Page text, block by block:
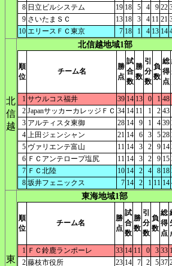
8 日立ビルシステム 19 18 5 4 9 22
9 さいたまＳＣ 13 18 3 4 11 21
10 エリースＦＣ東京 7 18 1 4 13 14
北
信
越
北信越地域1部
順
位
チーム名
勝
点
試
合
数
勝
数
引
分
数
負
数
総
得
点
1 サウルコス福井 39 14 13 0 1 48
2 JapanサッカーカレッジＦＣ 34 14 11 1 2 43
3 アルティスタ東御 28 14 9 1 4 39
4 上田ジェンシャン 21 14 6 3 5 28
5 ヴァリエンテ富山 11 14 3 2 9 14
6 ＦＣアンテロープ塩尻 11 14 3 2 9 15
7 ＦＣ北陸 10 14 2 4 8 18
8 坂井フェニックス 7 14 2 1 11 14
東
東海地域1部
順
位
チーム名
勝
点
試
合
数
勝
数
引
分
数
負
数
総
得
点
1 ＦＣ鈴鹿ランポーレ 33 14 11 0 3 33
2 藤枝市役所 23 14 7 2 5 37